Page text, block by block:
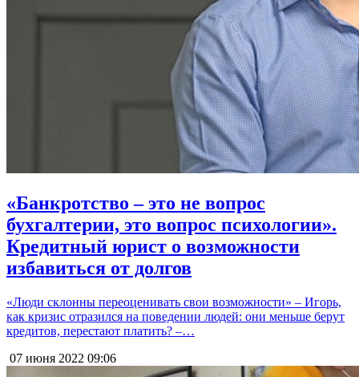
«Банкротство – это не вопрос
бухгалтерии, это вопрос психологии».
Кредитный юрист о возможности
избавиться от долгов
«Люди склонны переоценивать свои возможности» – Игорь,
как кризис отразился на поведении людей: они меньше берут
кредитов, перестают платить? –…
07 июня 2022 09:06